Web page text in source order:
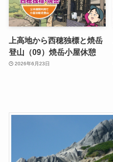
上高地から西穂独標と焼岳
登山（09）焼岳小屋休憩
2026年6月23日